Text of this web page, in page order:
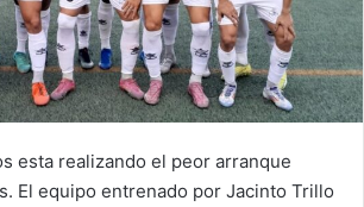
esta realizando el peor arranque
El equipo entrenado por Jacinto Trillo